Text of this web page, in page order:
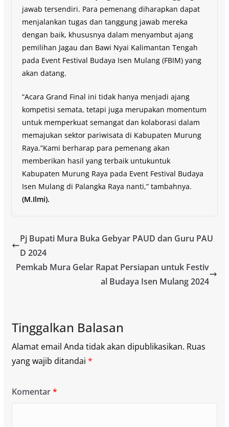
jawab tersendiri. Para pemenang diharapkan dapat
menjalankan tugas dan tanggung jawab mereka
dengan baik, khususnya dalam menyambut ajang
pemilihan Jagau dan Bawi Nyai Kalimantan Tengah
pada Event Festival Budaya Isen Mulang (FBIM) yang
akan datang.
“Acara Grand Final ini tidak hanya menjadi ajang
kompetisi semata, tetapi juga merupakan momentum
untuk memperkuat semangat dan kolaborasi dalam
memajukan sektor pariwisata di Kabupaten Murung
Raya.”Kami berharap para pemenang akan
memberikan hasil yang terbaik untukuntuk
Kabupaten Murung Raya pada Event Festival Budaya
Isen Mulang di Palangka Raya nanti,” tambahnya.
(M.Ilmi).
Pj Bupati Mura Buka Gebyar PAUD dan Guru PAU
D 2024
Pemkab Mura Gelar Rapat Persiapan untuk Festiv
al Budaya Isen Mulang 2024
Tinggalkan Balasan
Alamat email Anda tidak akan dipublikasikan. Ruas
yang wajib ditandai *
Komentar*